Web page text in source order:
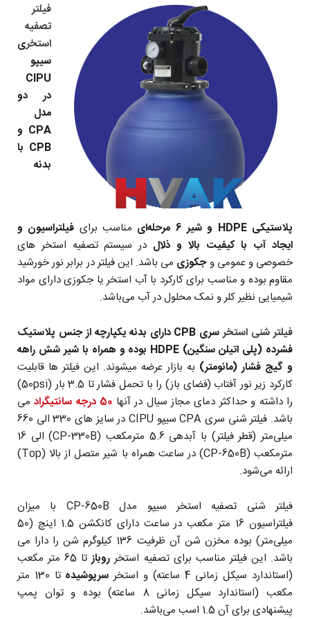
فیلتر
تصفیه
استخری
سیپو
CIPU
در دو
مدل
CPA و
CPB با
بدنه
پلاستیکی HDPE و شیر 6 مرحله‌ای مناسب برای فیلتراسیون و
ایجاد آب با کیفیت بالا و ذلال در سیستم تصفیه استخر های
خصوصی و عمومی و جکوزی می باشد. این فیلتر در برابر نور خورشید
مقاوم بوده و مناسب برای کارکرد با آب استخر یا جکوزی دارای مواد
شیمیایی نظیر کلر و نمک محلول در آب می‌باشد.
فیلتر شنی استخر
سری CPB دارای بدنه یکپارچه از جنس پلاستیک
فشرده (پلی اتیلن سنگین) HDPE بوده و همراه با شیر شش راهه
و گیج فشار (مانومتر) به بازار عرضه میشوند. این فیلتر ها قابلیت
کارکرد زیر نور آفتاب (فضای باز) را با تحمل فشار تا 3.5 بار (50psi)
را داشته و حداکثر دمای مجاز سیال در آنها 50 درجه سانتیگراد
می
باشد. فیلتر شنی سری CPA سیپو CIPU در سایز های 330 الی 660
میلی‌متر (قطر فیلتر) با آبدهی 5.6 مترمکعب (CP-330B) الی 16
مترمکعب (CP-650B) در ساعت همراه با شیر متصل از بالا (Top)
ارائه می‌شود.
فیلتر شنی تصفیه استخر سیپو مدل CP-650B با میزان
فیلتراسیون 16 متر مکعب در ساعت دارای کانکشن 1.5 اینچ (50
میلی‌متر) بوده مخزن شن آن ظرفیت 136 کیلوگرم شن را دارا می
باشد. این فیلتر مناسب برای تصفیه استخر روباز
تا 65 متر مکعب
(استاندارد سیکل زمانی 4 ساعته) و استخر
سرپوشیده
تا 130 متر
مکعب (استاندارد سیکل زمانی 8 ساعته) بوده و توان پمپ
پیشنهادی برای آن 1.5 اسب می‌باشد.